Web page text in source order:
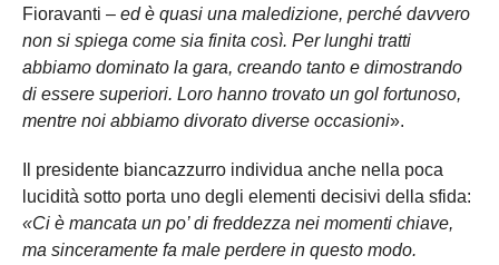
Fioravanti – ed è quasi una maledizione, perché davvero
non si spiega come sia finita così. Per lunghi tratti
abbiamo dominato la gara, creando tanto e dimostrando
di essere superiori. Loro hanno trovato un gol fortunoso,
mentre noi abbiamo divorato diverse occasioni».
Il presidente biancazzurro individua anche nella poca
lucidità sotto porta uno degli elementi decisivi della sfida:
«Ci è mancata un po’ di freddezza nei momenti chiave,
ma sinceramente fa male perdere in questo modo.